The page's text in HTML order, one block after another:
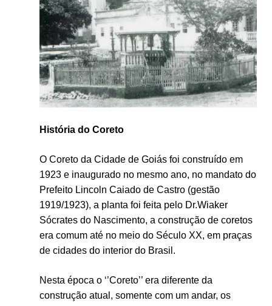
História do Coreto
O Coreto da Cidade de Goiás foi construído em
1923 e inaugurado no mesmo ano, no mandato do
Prefeito Lincoln Caiado de Castro (gestão
1919/1923), a planta foi feita pelo Dr.Wiaker
Sócrates do Nascimento, a construção de coretos
era comum até no meio do Século XX, em praças
de cidades do interior do Brasil.
Nesta época o ‘’Coreto’’ era diferente da
construção atual, somente com um andar, os